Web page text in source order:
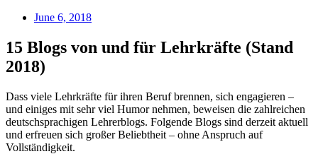
June 6, 2018
15 Blogs von und für Lehrkräfte (Stand
2018)
Dass viele Lehrkräfte für ihren Beruf brennen, sich engagieren –
und einiges mit sehr viel Humor nehmen, beweisen die zahlreichen
deutschsprachigen Lehrerblogs. Folgende Blogs sind derzeit aktuell
und erfreuen sich großer Beliebtheit – ohne Anspruch auf
Vollständigkeit.